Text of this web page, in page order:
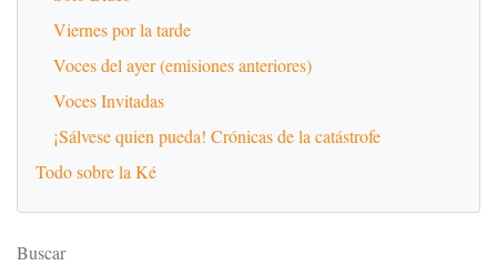
Viernes por la tarde
Voces del ayer (emisiones anteriores)
Voces Invitadas
¡Sálvese quien pueda! Crónicas de la catástrofe
Todo sobre la Ké
Buscar